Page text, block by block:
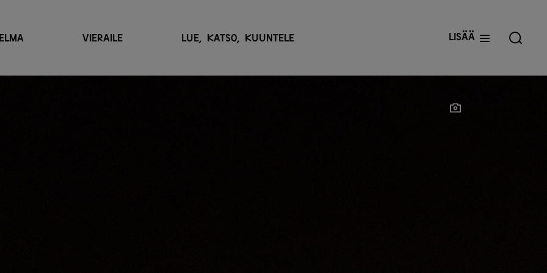
VIERAILE LUE, KATSO, KUUNTELE Lisää
Näytä valokuvaaja
Näytä valokuvaaja